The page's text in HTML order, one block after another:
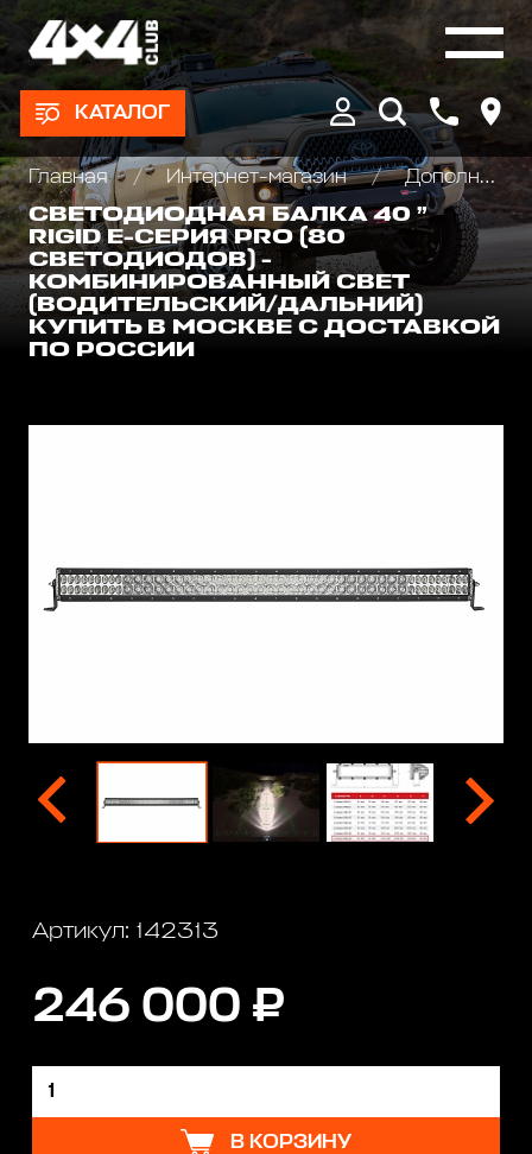
КАТАЛОГ
Главная Интернет-магазин
Дополнительные фары : Светодиодные, Галогеновые , Ксеноновые
СВЕТОДИОДНАЯ БАЛКА 40 ”
RIGID Е-СЕРИЯ PRO (80
СВЕТОДИОДОВ) -
КОМБИНИРОВАННЫЙ СВЕТ
(ВОДИТЕЛЬСКИЙ/ДАЛЬНИЙ)
КУПИТЬ В МОСКВЕ С ДОСТАВКОЙ
ПО РОССИИ
Артикул: 142313
246 000 ₽
В КОРЗИНУ